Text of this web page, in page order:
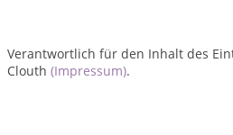
Verantwortlich für den Inhalt des
Clouth (Impressum).